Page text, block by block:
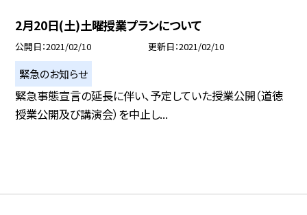
2月20日(土)土曜授業プランについて
公開日 2021/02/10 更新日 2021/02/10
緊急のお知らせ
緊急事態宣言の延長に伴い、予定していた授業公開（道徳
授業公開及び講演会）を中止し...